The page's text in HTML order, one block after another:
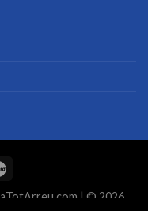
aTotArreu.com | © 2026